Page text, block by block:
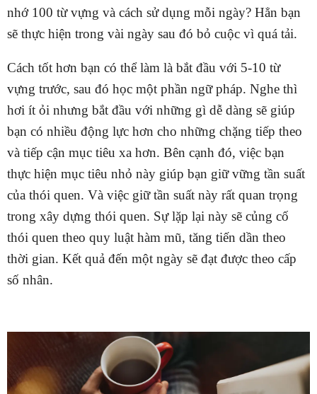
nhớ 100 từ vựng và cách sử dụng mỗi ngày? Hẳn bạn
sẽ thực hiện trong vài ngày sau đó bỏ cuộc vì quá tải.
Cách tốt hơn bạn có thể làm là bắt đầu với 5-10 từ
vựng trước, sau đó học một phần ngữ pháp. Nghe thì
hơi ít ỏi nhưng bắt đầu với những gì dễ dàng sẽ giúp
bạn có nhiều động lực hơn cho những chặng tiếp theo
và tiếp cận mục tiêu xa hơn. Bên cạnh đó, việc bạn
thực hiện mục tiêu nhỏ này giúp bạn giữ vững tần suất
của thói quen. Và việc giữ tần suất này rất quan trọng
trong xây dựng thói quen. Sự lặp lại này sẽ củng cố
thói quen theo quy luật hàm mũ, tăng tiến dần theo
thời gian. Kết quả đến một ngày sẽ đạt được theo cấp
số nhân.